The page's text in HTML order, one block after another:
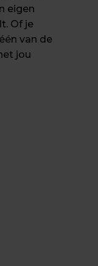
eigen
Of je
van de
jou